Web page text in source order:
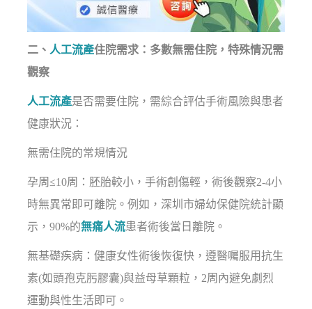
二、 人工流產住院需求：多數無需住院，特殊情況需
觀察
人工流產是否需要住院，需綜合評估手術風險與患者
健康狀況：
無需住院的常規情況
孕周≤10周：胚胎較小，手術創傷輕，術後觀察2-4小
時無異常即可離院。例如，深圳市婦幼保健院統計顯
示，90%的無痛人流患者術後當日離院。
無基礎疾病：健康女性術後恢復快，遵醫囑服用抗生
素(如頭孢克肟膠囊)與益母草顆粒，2周內避免劇烈
運動與性生活即可。